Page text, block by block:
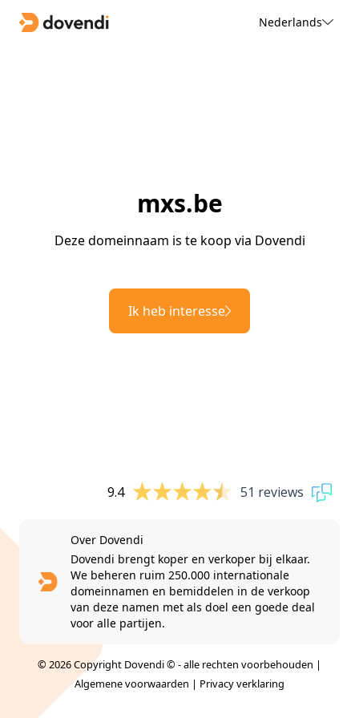
Nederlands
mxs.be
Deze domeinnaam is te koop via Dovendi
Ik heb interesse
9.4 51 reviews
Over Dovendi
Dovendi brengt koper en verkoper bij elkaar.
We beheren ruim 250.000 internationale
domeinnamen en bemiddelen in de verkoop
van deze namen met als doel een goede deal
voor alle partijen.
© 2026 Copyright Dovendi © - alle rechten voorbehouden |
Algemene voorwaarden | Privacy verklaring